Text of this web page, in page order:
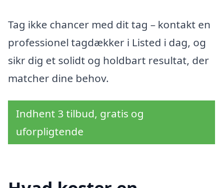
Tag ikke chancer med dit tag – kontakt en
professionel tagdækker i Listed i dag, og
sikr dig et solidt og holdbart resultat, der
matcher dine behov.
Indhent 3 tilbud, gratis og
uforpligtende